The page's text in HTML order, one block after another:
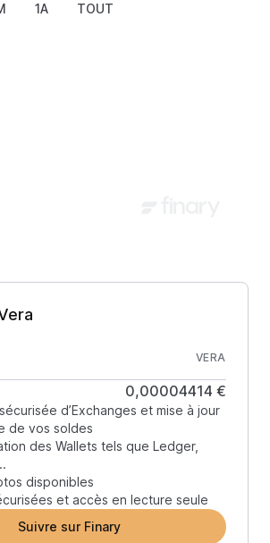
1A TOUT
VERA
0,00004414 €
d’Exchanges et mise à jour
de vos soldes
des Wallets tels que Ledger,
disponibles
et accès en lecture seule
Suivre sur Finary